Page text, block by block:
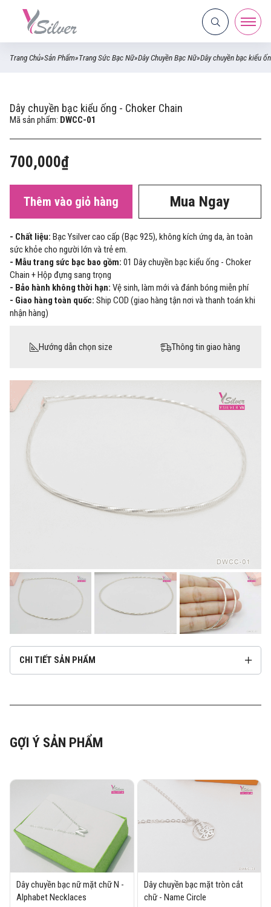
Trang Chủ»Sản Phẩm»Trang Sức Bạc Nữ»Dây Chuyền Bạc Nữ»Dây chuyền bạc kiểu
Dây chuyền bạc kiểu ống - Choker Chain
Mã sản phẩm: DWCC-01
700,000₫
Thêm vào giỏ hàng Mua Ngay
- Chất liệu: Bạc Ysilver cao cấp (Bạc 925), không kích ứng da, àn toàn
sức khỏe cho người lớn và trẻ em.
- Mẫu trang sức bạc bao gồm: 01 Dây chuyền bạc kiểu ống - Choker
Chain + Hộp đựng sang trọng
- Bảo hành không thời hạn: Vệ sinh, làm mới và đánh bóng miễn phí
- Giao hàng toàn quốc: Ship COD (giao hàng tận nơi và thanh toán khi
nhận hàng)
Hướng dẫn chọn size Thông tin giao hàng
CHI TIẾT SẢN PHẨM
GỢI Ý SẢN PHẨM
Dây chuyền bạc nữ mặt chữ N -
Alphabet Necklaces
Dây chuyền bạc mặt tròn cắt
chữ - Name Circle